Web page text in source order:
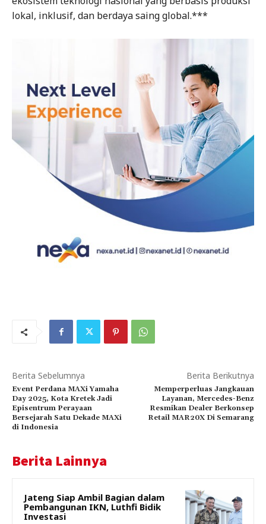
lokal, inklusif, dan berdaya saing global.***
Berita Sebelumnya
Event Perdana MAXi Yamaha
Day 2025, Kota Kretek Jadi
Episentrum Perayaan
Bersejarah Satu Dekade MAXi
di Indonesia
Berita Berikutnya
Memperperluas Jangkauan
Layanan, Mercedes-Benz
Resmikan Dealer Berkonsep
Retail MAR20X Di Semarang
Berita Lainnya
Jateng Siap Ambil Bagian dalam
Pembangunan IKN, Luthfi Bidik
Investasi